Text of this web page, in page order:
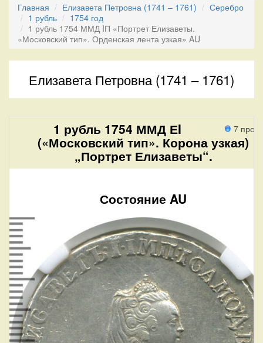
Главная Елизавета Петровна (1741 – 1761)
Серебро
1 рубль
1754 год
1 рубль 1754 ММД IП «Портрет Елизаветы.
«Московский тип». Орденская лента узкая» AU
Елизавета Петровна (1741 – 1761)
7
1 рубль 1754 ММД ЕI
(«Московский тип». Корона узкая)
„Портрет Елизаветы“.
Состояние AU